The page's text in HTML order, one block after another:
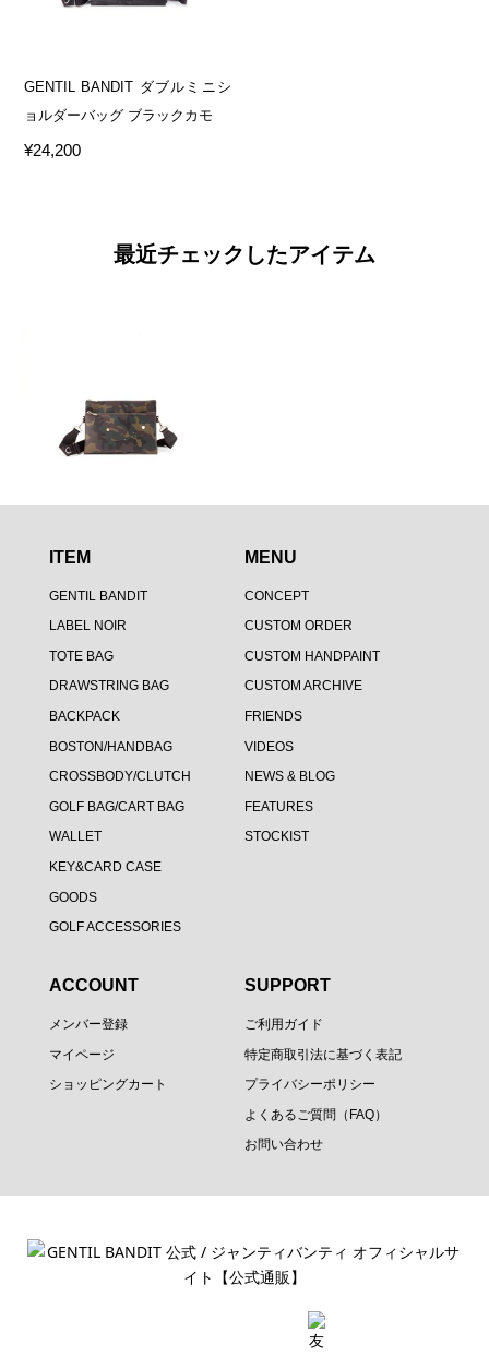
GENTIL BANDIT ダブルミニシ
ョルダーバッグ ブラックカモ
¥24,200
最近チェックしたアイテム
ITEM
GENTIL BANDIT
LABEL NOIR
TOTE BAG
DRAWSTRING BAG
BACKPACK
BOSTON/HANDBAG
CROSSBODY/CLUTCH
GOLF BAG/CART BAG
WALLET
KEY&CARD CASE
GOODS
GOLF ACCESSORIES
MENU
CONCEPT
CUSTOM ORDER
CUSTOM HANDPAINT
CUSTOM ARCHIVE
FRIENDS
VIDEOS
NEWS & BLOG
FEATURES
STOCKIST
ACCOUNT
メンバー登録
マイページ
ショッピングカート
SUPPORT
ご利用ガイド
特定商取引法に基づく表記
プライバシーポリシー
よくあるご質問（FAQ）
お問い合わせ